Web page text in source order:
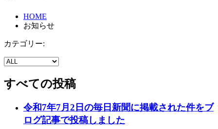
HOME
お知らせ
カテゴリー:
すべての投稿
令和7年7月2日の毎日新聞に掲載された件をブ
ログ記事で投稿しました